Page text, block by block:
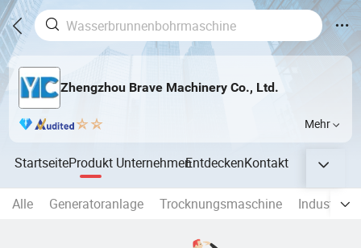
Zhengzhou Brave Machinery Co., Ltd.
Mehr
StartseiteProdukt UnternehmenEntdeckenKontakt
Alle Generatoranlage Trocknungsmaschine